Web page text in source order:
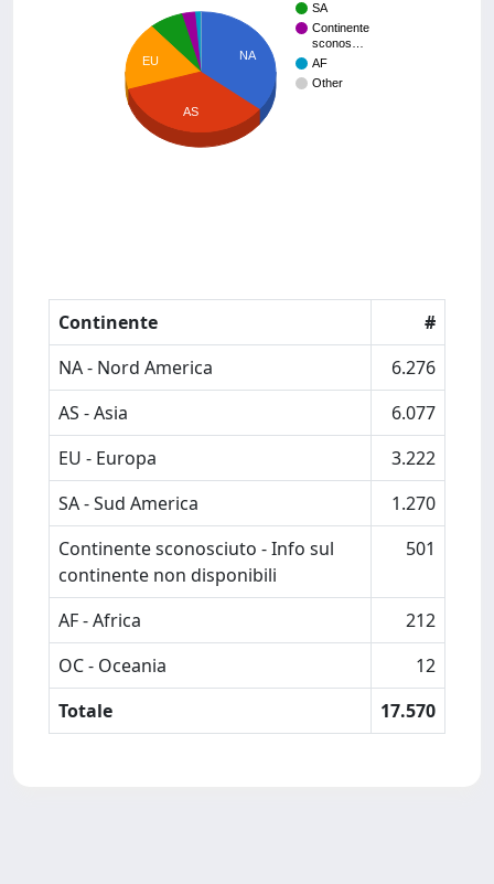
SA
Continente
sconos…
AF
Other
NA
EU
AS
Continente
#
NA - Nord America
6.276
AS - Asia
6.077
EU - Europa
3.222
SA - Sud America
1.270
Continente sconosciuto - Info sul
continente non disponibili
501
AF - Africa
212
OC - Oceania
12
Totale
17.570